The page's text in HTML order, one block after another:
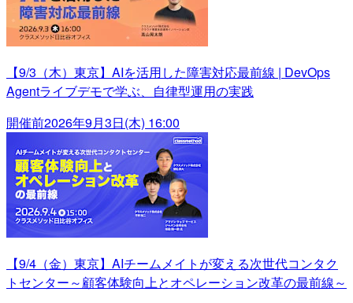
【9/3（木）東京】AIを活用した障害対応最前線 | DevOps
Agentライブデモで学ぶ、自律型運用の実践
開催前2026年9月3日(木) 16:00
【9/4（金）東京】AIチームメイトが変える次世代コンタク
トセンター～顧客体験向上とオペレーション改革の最前線～